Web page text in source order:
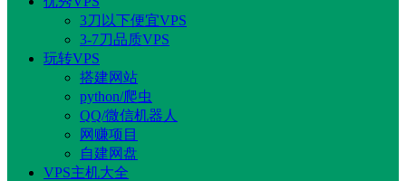
3刀以下便宜VPS
3-7刀品质VPS
玩转VPS
搭建网站
python/爬虫
QQ/微信机器人
网赚项目
自建网盘
VPS主机大全